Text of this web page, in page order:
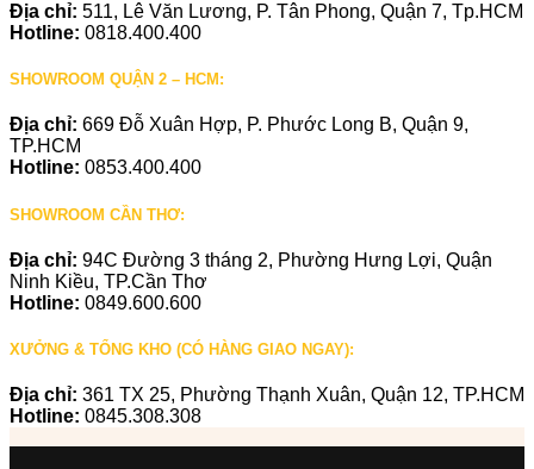
Địa chỉ: 511, Lê Văn Lương, P. Tân Phong, Quận 7, Tp.HCM
Hotline: 0818.400.400
SHOWROOM QUẬN 2 – HCM:
Địa chỉ: 669 Đỗ Xuân Hợp, P. Phước Long B, Quận 9,
TP.HCM
Hotline: 0853.400.400
SHOWROOM CẦN THƠ:
Địa chỉ: 94C Đường 3 tháng 2, Phường Hưng Lợi, Quận
Ninh Kiều, TP.Cần Thơ
Hotline: 0849.600.600
XƯỞNG & TỔNG KHO (CÓ HÀNG GIAO NGAY):
Địa chỉ: 361 TX 25, Phường Thạnh Xuân, Quận 12, TP.HCM
Hotline: 0845.308.308